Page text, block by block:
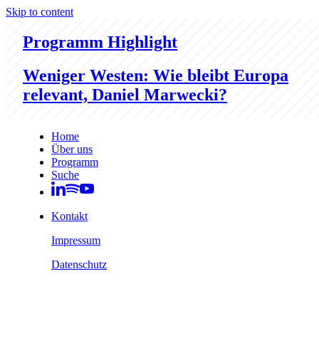
Skip to content
Programm Highlight
Weniger Westen: Wie bleibt Europa
relevant, Daniel Marwecki?
Home
Über uns
Programm
Suche
Kontakt
Impressum
Datenschutz